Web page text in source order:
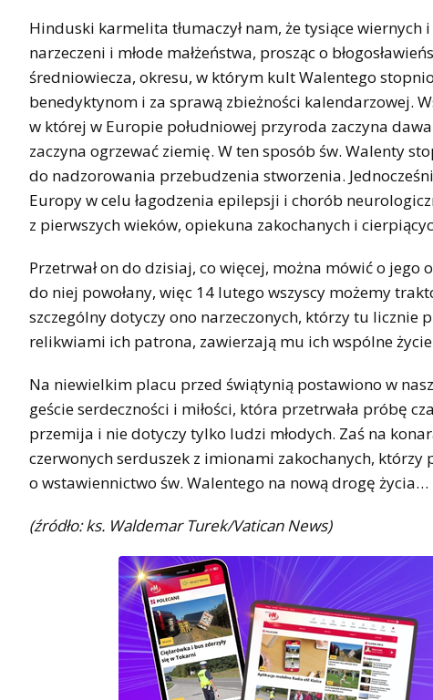
Hinduski karmelita tłumaczył nam, że tysiące
narzeczeni i młode małżeństwa, prosząc o
średniowiecza, okresu, w którym kult Walentego
benedyktynom i za sprawą zbieżności kalendarzowej.
w której w Europie południowej przyroda zaczyna
zaczyna ogrzewać ziemię. W ten sposób św. Walenty
do nadzorowania przebudzenia stworzenia.
Europy w celu łagodzenia epilepsji i chorób
z pierwszych wieków, opiekuna zakochanych i
Przetrwał on do dzisiaj, co więcej, można mówić o jego
do niej powołany, więc 14 lutego wszyscy możemy
szczególny dotyczy ono narzeczonych, którzy tu licznie
relikwiami ich patrona, zawierzają mu ich wspólne
Na niewielkim placu przed świątynią postawiono w
geście serdeczności i miłości, która przetrwała próbę
przemija i nie dotyczy tylko ludzi młodych. Zaś na
czerwonych serduszek z imionami zakochanych, którzy
o wstawiennictwo św. Walentego na nową drogę życia…
(źródło: ks. Waldemar Turek/Vatican News)